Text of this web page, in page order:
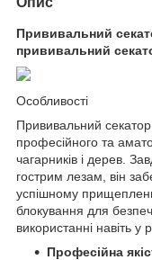
Прививальний
прививальний
Особливості
Прививальний
професійного та
чагарників і дерев.
гострим лезам, він
успішному
блокування для
використанні навіть у
Професійна